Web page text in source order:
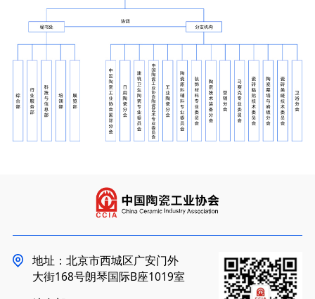
地址：北京市西城区广安门外
大街168号朗琴国际B座1019室